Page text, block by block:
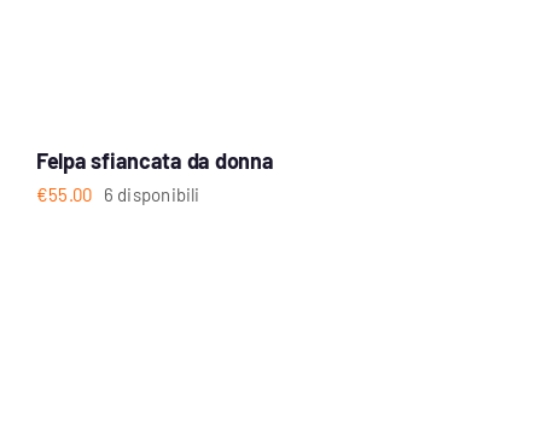
Felpa sfiancata da donna
€55.00 6 disponibili